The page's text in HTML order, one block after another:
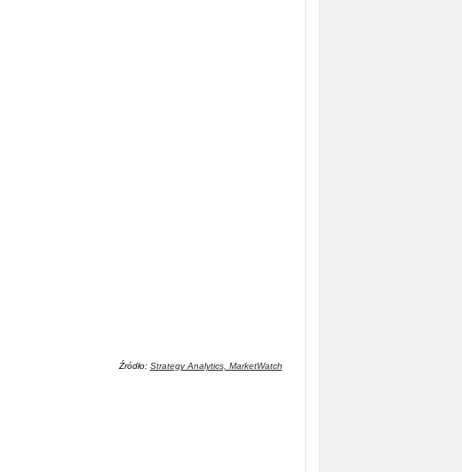
Źródło: Strategy Analytics, MarketWatch